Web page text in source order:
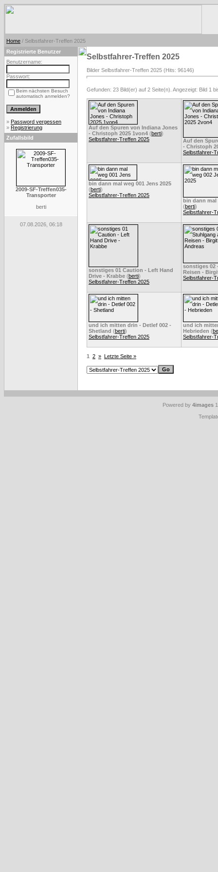
Home / Selbstfahrer-Treffen 2025
Registrierte Benutzer
Benutzername:
Passwort:
Beim nächsten Besuch
automatisch anmelden?
» Password vergessen
» Registrierung
Zufallsbild
2009-SF-Treffen035-
Transporter
berti
07.08.2026, 06:18
Selbstfahrer-Treffen 2025
Bilder Selbstfahrer-Treffen 2025 (Hits: 96146)
Gefunden: 23 Bild(er) auf 2 Seite(n). Angezeigt: Bild 1
Auf den Spuren von Indiana Jones
- Christoph 2025 1von4 (berti)
Selbstfahrer-Treffen 2025
Auf den
- Christoph
Selbstfahrer-
bin dann mal weg 001 Jens 2025
(berti)
Selbstfahrer-Treffen 2025
bin dann mal
(berti)
Selbstfahrer-
sonstiges 01 Caution - Left Hand
Drive - Krabbe (berti)
Selbstfahrer-Treffen 2025
sonstiges 02
Reisen -
Selbstfahrer-
und ich mitten drin - Detlef 002 -
Shetland (berti)
Selbstfahrer-Treffen 2025
und ich
Hebrieden (
Selbstfahrer-
1 2 » Letzte Seite »
Powered by 4images